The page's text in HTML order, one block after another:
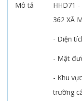
Mô tả
HHD71
362 XÃ
- Diện
- Mặt
- Khu
trường